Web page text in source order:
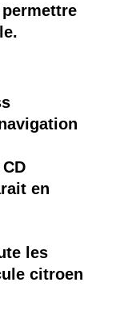
en
les
citroen